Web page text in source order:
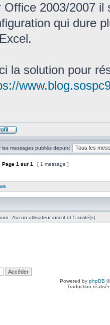
Office 2003/2007 il
qui dure
la solution pour
les messages publiés depuis:
Page 1 sur 1 [ 1 message ]
: Aucun utilisateur inscrit et 5 invité(s)
Powered by phpBB
Traduction